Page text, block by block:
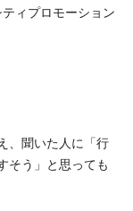
ィプロモーション
、聞いた人に「行
そう」と思っても